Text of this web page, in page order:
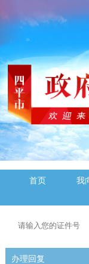
首页
我
办理回复